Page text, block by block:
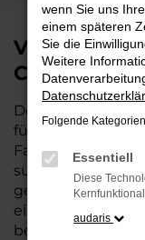
VW T-Roc
Cuxhaven
Der VW T-Roc
für alle, die für
Fahrzeug zu
suchen. Als
gefahrenen
eines neuen
besseren
wenn Sie uns
einem späteren
Sie die
Weitere
Folgende
Essentiell
Diese
audaris